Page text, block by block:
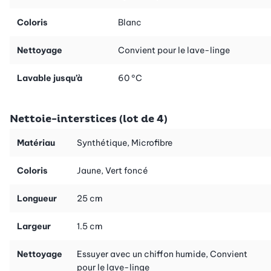
Coloris Blanc
Nettoyage Convient pour le lave-linge
Lavable jusqu’à 60 °C
Nettoie-interstices (lot de 4)
Matériau Synthétique, Microfibre
Coloris Jaune, Vert foncé
Longueur 25 cm
Largeur 1.5 cm
Nettoyage
Essuyer avec un chiffon humide, Convient
pour le lave-linge